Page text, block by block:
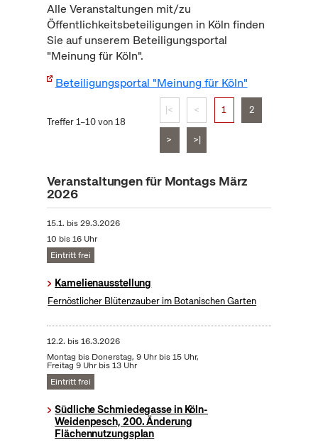
Alle Veranstaltungen mit/zu
Öffentlichkeitsbeteiligungen in Köln finden
Sie auf unserem Beteiligungsportal
"Meinung für Köln".
Beteiligungsportal "Meinung für Köln"
Treffer 1–10 von 18
|< < 1 2
> >|
Veranstaltungen für Montags März
2026
15.1. bis29.3.2026
10 bis 16 Uhr
Eintritt frei
Kamelienausstellung
Fernöstlicher Blütenzauber im Botanischen Garten
12.2. bis16.3.2026
Montag bis Donerstag, 9 Uhr bis 15 Uhr,
Freitag 9 Uhr bis 13 Uhr
Eintritt frei
Südliche Schmiedegasse in Köln-
Weidenpesch, 200. Änderung
Flächennutzungsplan